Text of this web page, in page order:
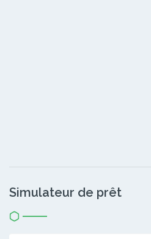
Simulateur de prêt